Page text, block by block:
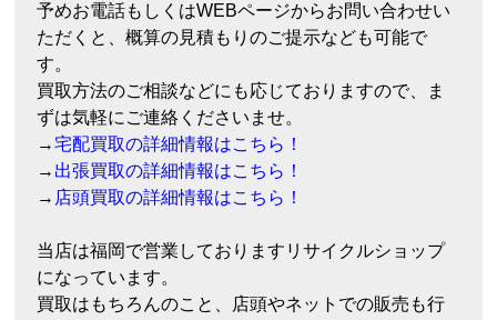
予めお電話もしくはWEBページからお問い合わせい
ただくと、概算の見積もりのご提示なども可能で
す。
買取方法のご相談などにも応じておりますので、ま
ずは気軽にご連絡くださいませ。
→宅配買取の詳細情報はこちら！
→ 出張買取の詳細情報はこちら！
→ 店頭買取の詳細情報はこちら！
当店は福岡で営業しておりますリサイクルショップ
になっています。
買取はもちろんのこと、店頭やネットでの販売も行